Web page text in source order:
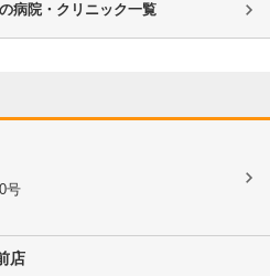
病院・クリニック一覧
号
店